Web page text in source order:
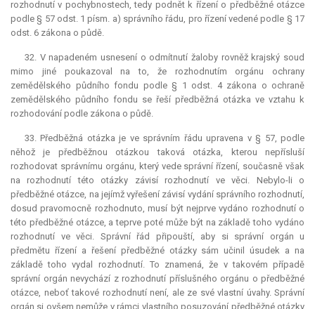
rozhodnutí v pochybnostech, tedy podnět k řízení o předběžné otázce
podle § 57 odst. 1 písm. a) správního řádu, pro řízení vedené podle § 17
odst. 6 zákona o půdě.
32. V napadeném usnesení o odmítnutí žaloby rovněž krajský soud
mimo jiné poukazoval na to, že rozhodnutím orgánu ochrany
zemědělského půdního fondu podle § 1 odst. 4 zákona o ochraně
zemědělského půdního fondu se řeší předběžná otázka ve vztahu k
rozhodování podle zákona o půdě.
33. Předběžná otázka je ve správním řádu upravena v § 57, podle
něhož je předběžnou otázkou taková otázka, kterou nepřísluší
rozhodovat správnímu orgánu, který vede správní řízení, současně však
na rozhodnutí této otázky závisí rozhodnutí ve věci. Nebylo-li o
předběžné otázce, na jejímž vyřešení závisí vydání správního rozhodnutí,
dosud pravomocně rozhodnuto, musí být nejprve vydáno rozhodnutí o
této předběžné otázce, a teprve poté může být na základě toho vydáno
rozhodnutí ve věci. Správní řád připouští, aby si správní orgán u
předmětu řízení a řešení předběžné otázky sám učinil úsudek a na
základě toho vydal rozhodnutí. To znamená, že v takovém případě
správní orgán nevychází z rozhodnutí příslušného orgánu o předběžné
otázce, neboť takové rozhodnutí není, ale ze své vlastní úvahy. Správní
orgán si ovšem nemůže v rámci vlastního posuzování předběžné otázky